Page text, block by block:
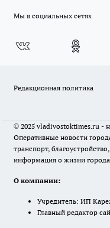
Мы в социальных сетях
Редакционная политика
© 2025 vladivostoktimes.ru -
Оперативные новости
транспорт,
информация о жизни
О компании:
Учредитель: ИП
Главный редактор